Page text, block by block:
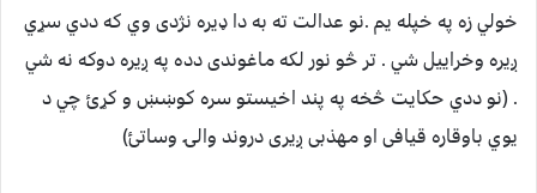
خولي زه په خپله یم .نو عدالت ته به دا ډیره نژدی وي که ددي سړي
ږیره وخراييل شي . تر څو نور لکه ماغوندی دده په ږیره دوکه نه شي
. (نو ددي حکایت څخه په پند اخیستو سره کوښښ و کړئ چي د
یوي باوقاره قیافی او مهذبی ږیری دروند والۍ وساتئ)